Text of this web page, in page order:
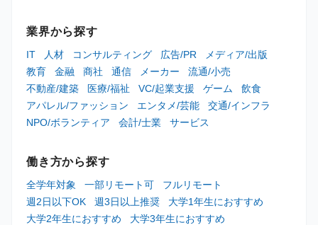
業界から探す
IT 人材 コンサルティング 広告/PR
メディア/出版
教育
金融 商社 通信 メーカー
流通/小売
不動産/建築
医療/福祉 VC/起業支援 ゲーム
飲食
アパレル/ファッション
エンタメ/芸能
交通/インフラ
NPO/ボランティア
会計/士業 サービス
働き方から探す
全学年対象 一部リモート可
フルリモート
週2日以下OK
週3日以上推奨
大学1年生におすすめ
大学2年生におすすめ
大学3年生におすすめ